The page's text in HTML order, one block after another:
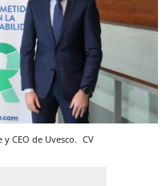
CEO de Uvesco. CV